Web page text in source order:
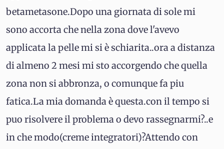
betametasone.Dopo una giornata di sole mi
sono accorta che nella zona dove l'avevo
applicata la pelle mi si è schiarita..ora a distanza
di almeno 2 mesi mi sto accorgendo che quella
zona non si abbronza, o comunque fa piu
fatica.La mia domanda è questa.con il tempo si
puo risolvere il problema o devo rassegnarmi?..e
in che modo(creme integratori)?Attendo con